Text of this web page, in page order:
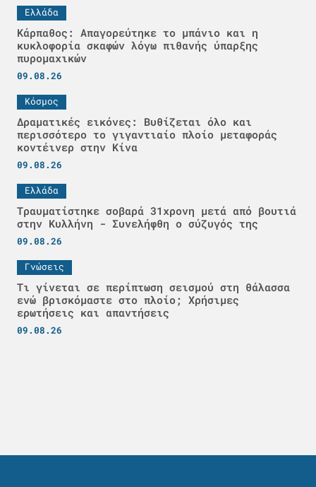
Ελλάδα
Κάρπαθος: Απαγορεύτηκε το μπάνιο και η
κυκλοφορία σκαφών λόγω πιθανής ύπαρξης
πυρομαχικών
09.08.26
Κόσμος
Δραματικές εικόνες: Βυθίζεται όλο και
περισσότερο το γιγαντιαίο πλοίο μεταφοράς
κοντέινερ στην Κίνα
09.08.26
Ελλάδα
Τραυματίστηκε σοβαρά 31χρονη μετά από βουτιά
στην Κυλλήνη - Συνελήφθη ο σύζυγός της
09.08.26
Γνώσεις
Τι γίνεται σε περίπτωση σεισμού στη θάλασσα
ενώ βρισκόμαστε στο πλοίο; Χρήσιμες
ερωτήσεις και απαντήσεις
09.08.26